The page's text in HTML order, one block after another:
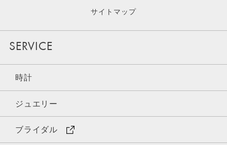
サイトマップ
SERVICE
時計
ジュエリー
ブライダル